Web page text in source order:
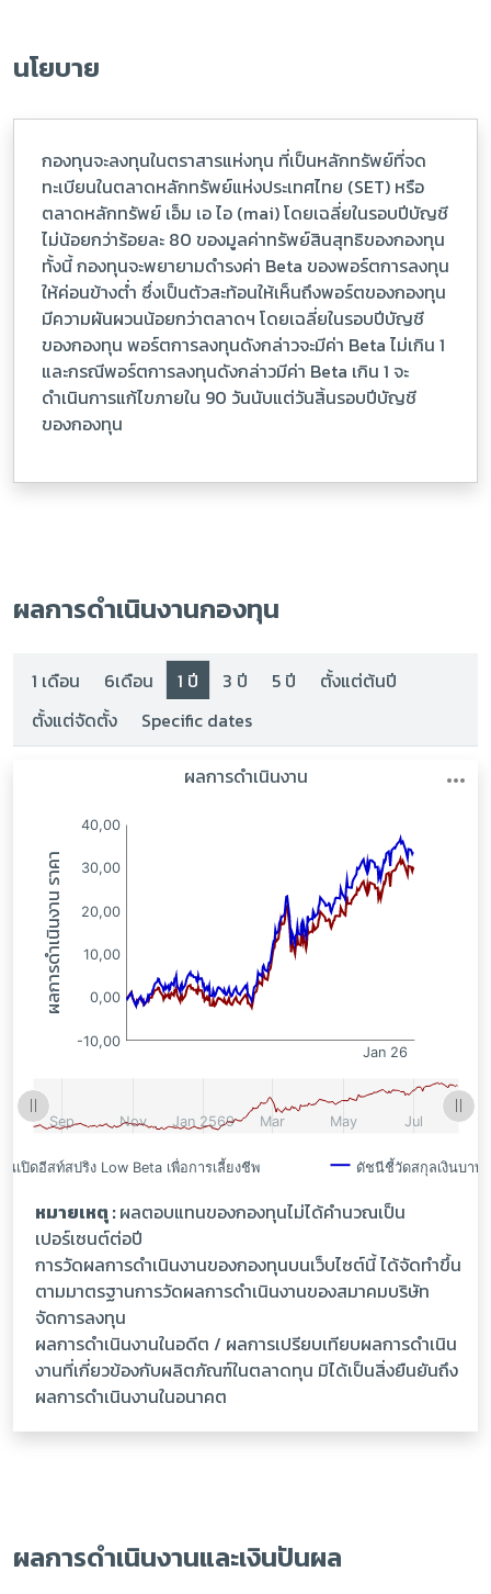
นโยบาย
กองทุนจะลงทุนในตราสารแห่งทุน ที่เป็นหลักทรัพย์ที่จด
ทะเบียนในตลาดหลักทรัพย์แห่งประเทศไทย (SET) หรือ
ตลาดหลักทรัพย์ เอ็ม เอ ไอ (mai) โดยเฉลี่ยในรอบปีบัญชี
ไม่น้อยกว่าร้อยละ 80 ของมูลค่าทรัพย์สินสุทธิของกองทุน
ทั้งนี้ กองทุนจะพยายามดำรงค่า Beta ของพอร์ตการลงทุน
ให้ค่อนข้างต่ำ ซึ่งเป็นตัวสะท้อนให้เห็นถึงพอร์ตของกองทุน
มีความผันผวนน้อยกว่าตลาดฯ โดยเฉลี่ยในรอบปีบัญชี
ของกองทุน พอร์ตการลงทุนดังกล่าวจะมีค่า Beta ไม่เกิน 1
และกรณีพอร์ตการลงทุนดังกล่าวมีค่า Beta เกิน 1 จะ
ดำเนินการแก้ไขภายใน 90 วันนับแต่วันสิ้นรอบปีบัญชี
ของกองทุน
ผลการดำเนินงานกองทุน
1 เดือน 6เดือน 1 ปี 3 ปี 5 ปี
ตั้งแต่ต้นปี
ตั้งแต่จัดตั้ง
Specific dates
หมายเหตุ :ผลตอบแทนของกองทุนไม่ได้คำนวณเป็น
เปอร์เซนต์ต่อปี
การวัดผลการดำเนินงานของกองทุนบนเว็บไซต์นี้ ได้จัดทำขึ้น
ตามมาตรฐานการวัดผลการดำเนินงานของสมาคมบริษัท
จัดการลงทุน
ผลการดำเนินงานในอดีต / ผลการเปรียบเทียบผลการดำเนิน
งานที่เกี่ยวข้องกับผลิตภัณฑ์ในตลาดทุน มิได้เป็นสิ่งยืนยันถึง
ผลการดำเนินงานในอนาคต
ผลการดำเนินงานและเงินปันผล